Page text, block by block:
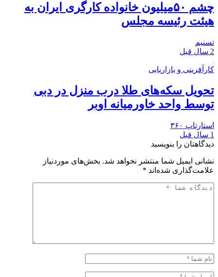
چشم ۵۰میلیون خانواده کارگری ایران به
هیئت رئیسه مجلس
تسنیم
2 سال قبل
کارآفرینی و بازاریابی
تحویل سکه‌های طلا درب منزل در دبی
توسط واحد خاورمیانه اوبر
استارتاپ ۳۶۰
1 سال قبل
دیدگاهتان را بنویسید
نشانی ایمیل شما منتشر نخواهد شد. بخش‌های موردنیاز
علامت‌گذاری شده‌اند *